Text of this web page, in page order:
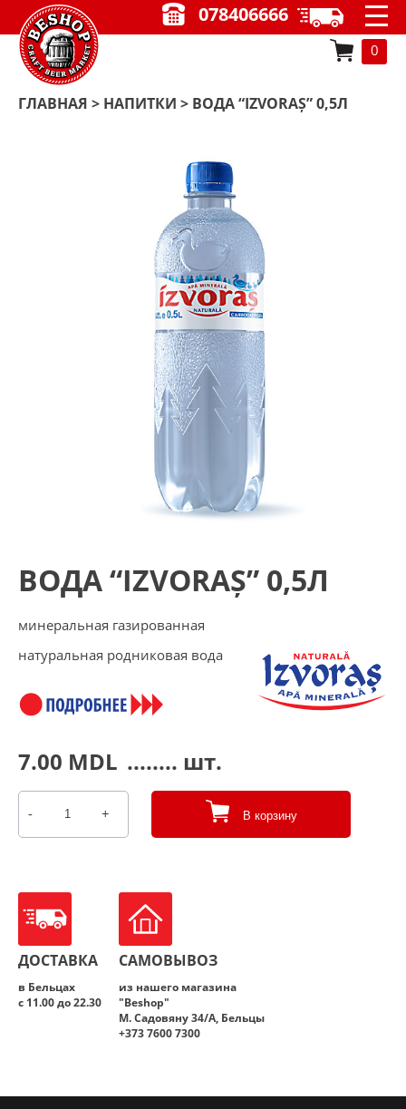
078406666
0
ГЛАВНАЯ > НАПИТКИ > ВОДА “IZVORAȘ” 0,5Л
ВОДА “IZVORAȘ” 0,5Л
минеральная газированная
натуральная родниковая вода
7.00 MDL ........ шт.
Количество
“IZVORAȘ”
0,5л
- + В корзину
ДОСТАВКА
в Бельцах
с 11.00 до 22.30
САМОВЫВОЗ
из нашего магазина
"Beshop"
M. Садовяну 34/A, Бельцы
+373 7600 7300